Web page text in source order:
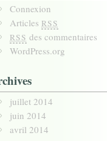
Connexion
Articles RSS
RSS des commentaires
WordPress.org
juillet 2014
juin 2014
avril 2014